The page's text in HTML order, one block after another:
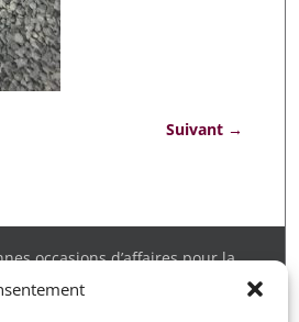
Suivant →
occasions d’affaires pour la